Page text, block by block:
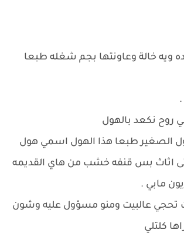
ويه خالة وعاونتها بجم شغله طبعا
.
روح نكعد بالهول
الصغير طبعا هذا الهول اسمي هول
اثاث بس قنفه خشب من هاي القديمه
مابي .
تحجي عالبيت ومنو مسؤول عليه وشون
كلتلي